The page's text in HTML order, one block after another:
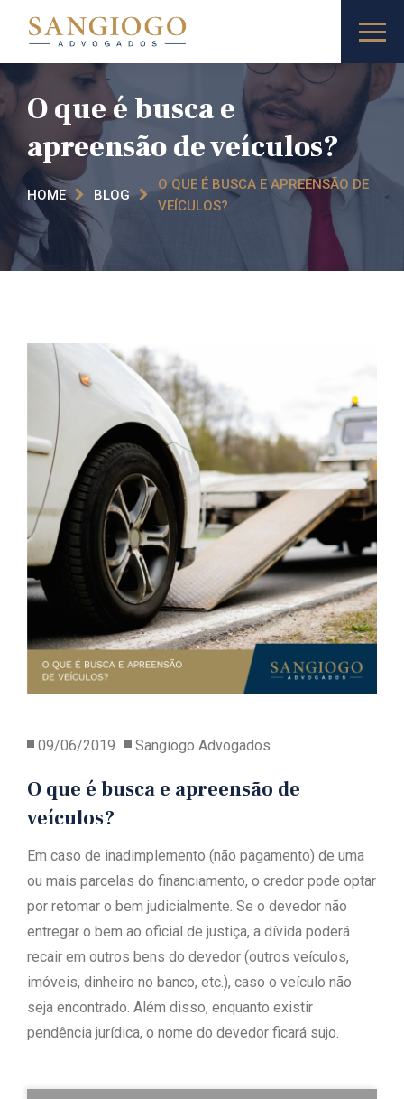
O que é busca e
apreensão de veículos?
HOME BLOG
O QUE É BUSCA E APREENSÃO DE
VEÍCULOS?
09/06/2019 Sangiogo Advogados
O que é busca e apreensão de
veículos?
Em caso de inadimplemento (não pagamento) de uma
ou mais parcelas do financiamento, o credor pode optar
por retomar o bem judicialmente. Se o devedor não
entregar o bem ao oficial de justiça, a dívida poderá
recair em outros bens do devedor (outros veículos,
imóveis, dinheiro no banco, etc.), caso o veículo não
seja encontrado. Além disso, enquanto existir
pendência jurídica, o nome do devedor ficará sujo.